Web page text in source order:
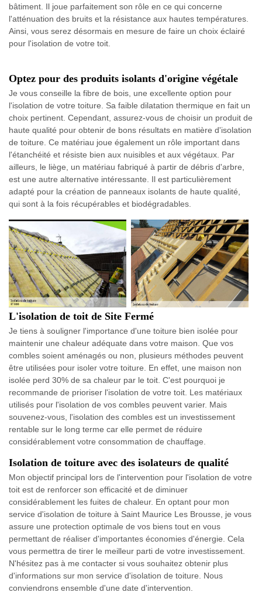
bâtiment. Il joue parfaitement son rôle en ce qui concerne
l'atténuation des bruits et la résistance aux hautes températures.
Ainsi, vous serez désormais en mesure de faire un choix éclairé
pour l'isolation de votre toit.
Optez pour des produits isolants d'origine végétale
Je vous conseille la fibre de bois, une excellente option pour
l'isolation de votre toiture. Sa faible dilatation thermique en fait un
choix pertinent. Cependant, assurez-vous de choisir un produit de
haute qualité pour obtenir de bons résultats en matière d'isolation
de toiture. Ce matériau joue également un rôle important dans
l'étanchéité et résiste bien aux nuisibles et aux végétaux. Par
ailleurs, le liège, un matériau fabriqué à partir de débris d'arbre,
est une autre alternative intéressante. Il est particulièrement
adapté pour la création de panneaux isolants de haute qualité,
qui sont à la fois récupérables et biodégradables.
L'isolation de toit de Site Fermé
Je tiens à souligner l'importance d'une toiture bien isolée pour
maintenir une chaleur adéquate dans votre maison. Que vos
combles soient aménagés ou non, plusieurs méthodes peuvent
être utilisées pour isoler votre toiture. En effet, une maison non
isolée perd 30% de sa chaleur par le toit. C'est pourquoi je
recommande de prioriser l'isolation de votre toit. Les matériaux
utilisés pour l'isolation de vos combles peuvent varier. Mais
souvenez-vous, l'isolation des combles est un investissement
rentable sur le long terme car elle permet de réduire
considérablement votre consommation de chauffage.
Isolation de toiture avec des isolateurs de qualité
Mon objectif principal lors de l'intervention pour l'isolation de votre
toit est de renforcer son efficacité et de diminuer
considérablement les fuites de chaleur. En optant pour mon
service d'isolation de toiture à Saint Maurice Les Brousse, je vous
assure une protection optimale de vos biens tout en vous
permettant de réaliser d'importantes économies d'énergie. Cela
vous permettra de tirer le meilleur parti de votre investissement.
N'hésitez pas à me contacter si vous souhaitez obtenir plus
d'informations sur mon service d'isolation de toiture. Nous
conviendrons ensemble d'une date d'intervention.